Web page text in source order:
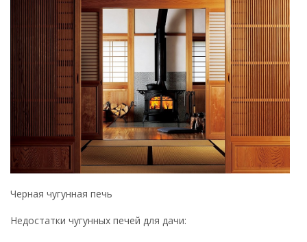
Приличный вес. Чугунные печи относятся к категории
тех, вес которых достаточно высокий. Однако,
поскольку такие модели имеют небольшие габариты,
вес не оказывает существенной нагрузки на стены и
перекрытия в доме.
Отсутствие контакта с водой. Нежелательно, чтобы
чугунная печь контактировала с водой. Особенно это
касается того случая, когда чугунная поверхность
нагрета до высокой температуры. При попадании воды
на горячую чугунную поверхность, она может
растрескаться и потерять свою герметичность.
Непереносимость сильных ударов. Чугун не переносит
агрессивного и неаккуратного воздействия. В случае
деформации.